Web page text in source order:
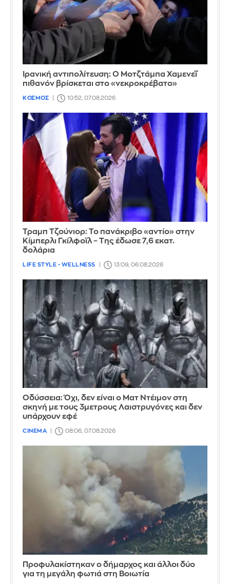
Ιρανική αντιπολίτευση: Ο Μοτζτάμπα Χαμενεΐ
πιθανόν βρίσκεται στο «νεκροκρέβατο»
ΚΟΣΜΟΣ 10:52, 07.08.2026
Τραμπ Τζούνιορ: Το πανάκριβο «αντίο» στην
Κίμπερλι Γκίλφοϊλ – Της έδωσε 7,6 εκατ.
δολάρια
LIFE STYLE - WELLNESS 13:09, 06.08.2026
Οδύσσεια: Όχι, δεν είναι ο Ματ Ντέιμον στη
σκηνή με τους 3μετρους Λαιστρυγόνες και δεν
υπάρχουν εφέ
CINEMA 08:06, 07.08.2026
Προφυλακίστηκαν ο δήμαρχος και άλλοι δύο
για τη μεγάλη φωτιά στη Βοιωτία